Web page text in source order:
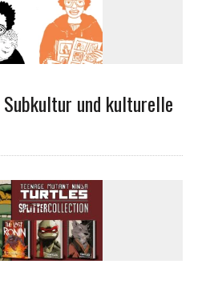
und kulturelle